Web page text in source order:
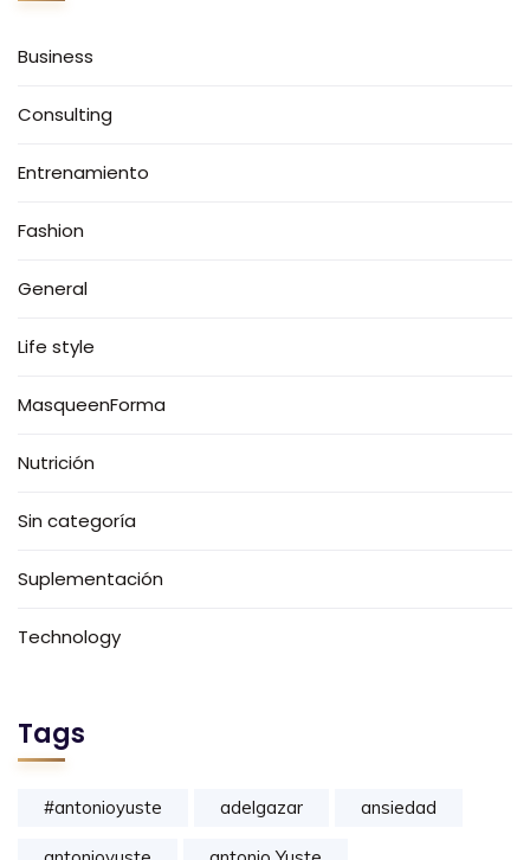
Business
Consulting
Entrenamiento
Fashion
General
Life style
MasqueenForma
Nutrición
Sin categoría
Suplementación
Technology
Tags
#antonioyuste adelgazar ansiedad